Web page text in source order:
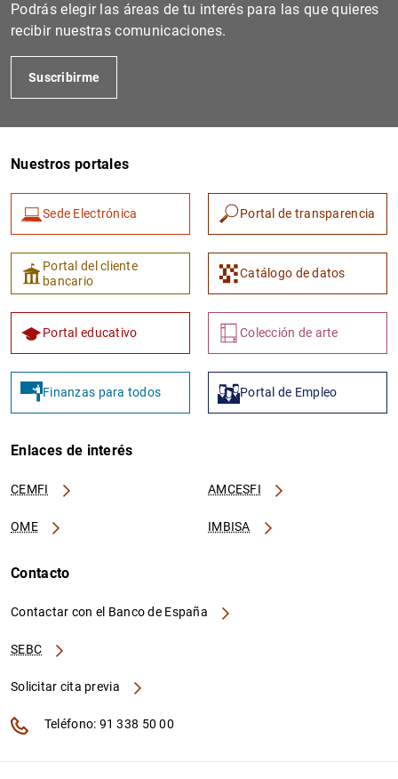
1 2
Podrás elegir las áreas de tu interés para las que quieres
recibir nuestras comunicaciones.
Suscribirme
Nuestros portales
Sede Electrónica Portal de transparencia
Portal del cliente
bancario
Catálogo de datos
Portal educativo Colección de arte
Finanzas para todos Portal de Empleo
Enlaces de interés
CEMFI AMCESFI
OME IMBISA
Contacto
Contactar con el Banco de España
SEBC
Solicitar cita previa
Teléfono: 91 338 50 00